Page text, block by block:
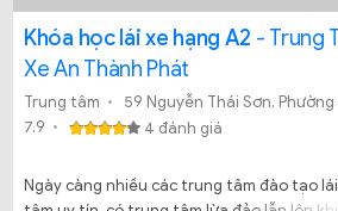
Khóa học lái xe hạng A2 - Trung
Xe An Thành Phát
Trung tâm
7.9
4 đánh giá
Ngày càng nhiều các trung tâm đào tạo